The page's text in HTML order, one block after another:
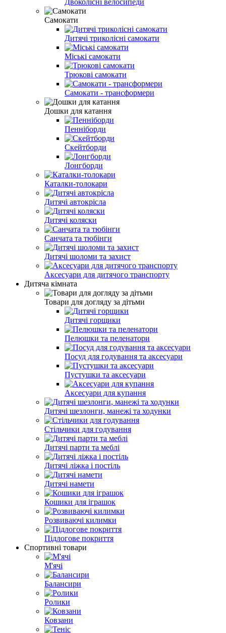
Самокати
Дитячі триколісні самокати
Міські самокати
Трюкові самокати
Самокати - трансформери
Дошки для катання
Пенніборди
Скейтборди
Лонгборди
Каталки-толокари
Дитячі автокрісла
Дитячі коляски
Санчата та тюбінги
Дитячі шоломи та захист
Аксесуари для дитячого транспорту
Дитяча кімната
Товари для догляду за дітьми
Дитячі горщики
Пелюшки та пеленатори
Посуд для годування та аксесуари
Пустушки та аксесуари
Аксесуари для купання
Дитячі шезлонги, манежі та ходунки
Стільчики для годування
Дитячі парти та меблі
Дитячі ліжка і постіль
Дитячі намети
Кошики для іграшок
Розвиваючі килимки
Підлогове покриття
Спортивні товари
М'ячі
Балансири
Ролики
Ковзани